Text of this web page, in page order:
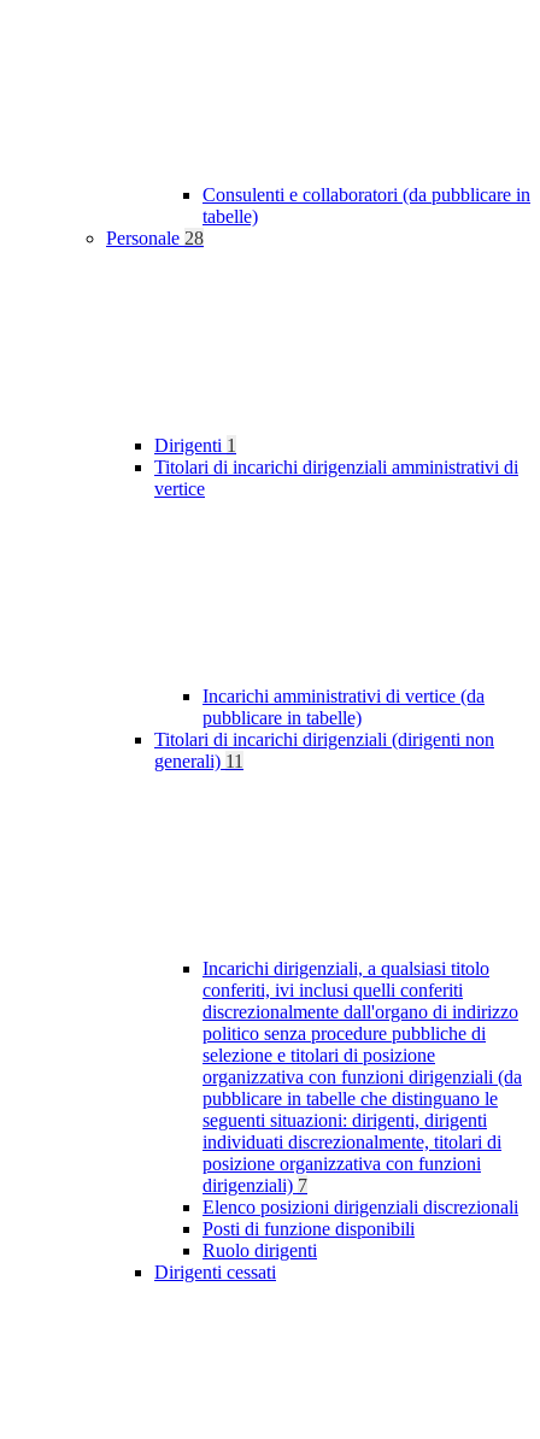
Consulenti e collaboratori (da pubblicare in
tabelle)
Personale 28
Dirigenti 1
Titolari di incarichi dirigenziali amministrativi di
vertice
Incarichi amministrativi di vertice (da
pubblicare in tabelle)
Titolari di incarichi dirigenziali (dirigenti non
generali) 11
Incarichi dirigenziali, a qualsiasi titolo
conferiti, ivi inclusi quelli conferiti
discrezionalmente dall'organo di indirizzo
politico senza procedure pubbliche di
selezione e titolari di posizione
organizzativa con funzioni dirigenziali (da
pubblicare in tabelle che distinguano le
seguenti situazioni: dirigenti, dirigenti
individuati discrezionalmente, titolari di
posizione organizzativa con funzioni
dirigenziali) 7
Elenco posizioni dirigenziali discrezionali
Posti di funzione disponibili
Ruolo dirigenti
Dirigenti cessati